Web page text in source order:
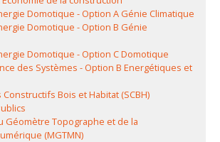
Domotique - Option A Génie Climatique
Domotique - Option B Génie
Domotique - Option C Domotique
des Systèmes - Option B Energétiques et
Constructifs Bois et Habitat (SCBH)
Géomètre Topographe et de la
(MGTMN)